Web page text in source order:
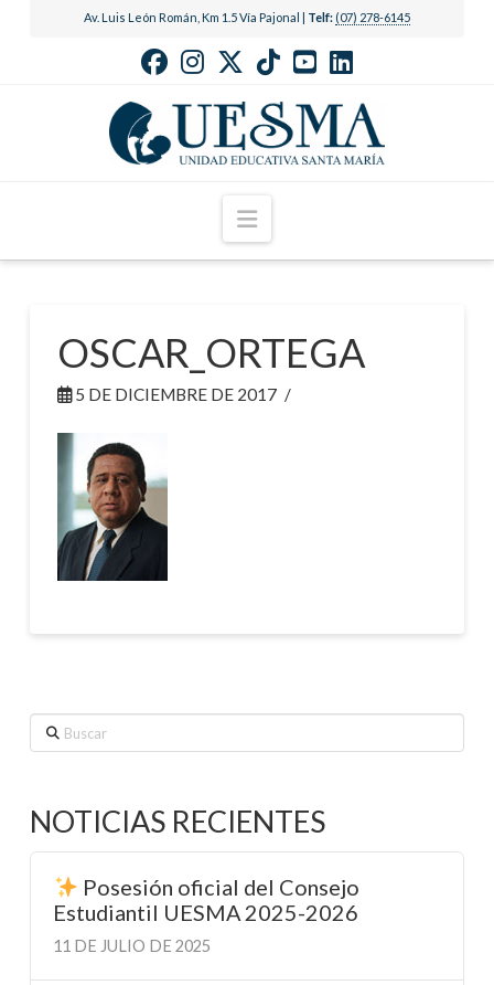
Av. Luis León Román, Km 1.5 Vía Pajonal | Telf: (07) 278-6145
Navigation
OSCAR_ORTEGA
5 DE DICIEMBRE DE 2017
Buscar
NOTICIAS RECIENTES
Posesión oficial del Consejo
Estudiantil UESMA 2025-2026
11 DE JULIO DE 2025